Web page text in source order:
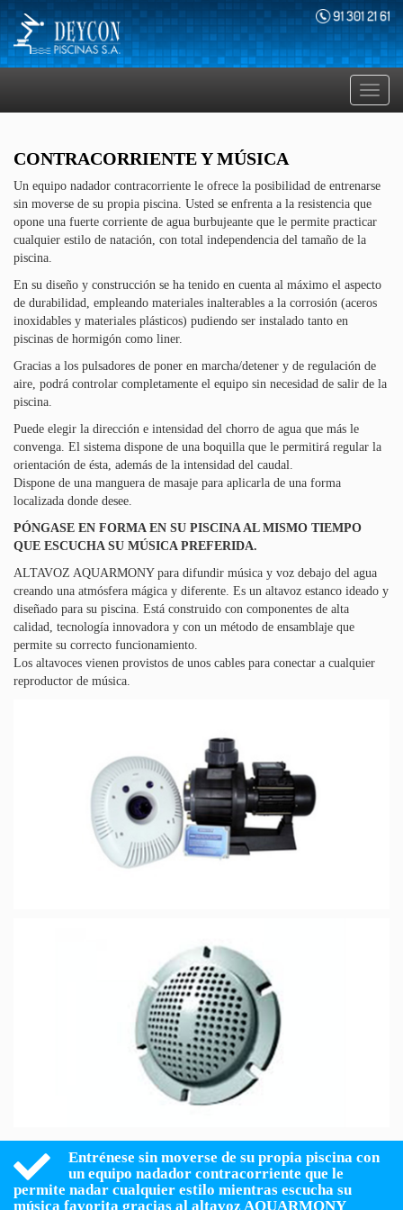
CONTRACORRIENTE Y MÚSICA
Un equipo nadador contracorriente le ofrece la posibilidad de entrenarse
sin moverse de su propia piscina. Usted se enfrenta a la resistencia que
opone una fuerte corriente de agua burbujeante que le permite practicar
cualquier estilo de natación, con total independencia del tamaño de la
piscina.
En su diseño y construcción se ha tenido en cuenta al máximo el aspecto
de durabilidad, empleando materiales inalterables a la corrosión (aceros
inoxidables y materiales plásticos) pudiendo ser instalado tanto en
piscinas de hormigón como liner.
Gracias a los pulsadores de poner en marcha/detener y de regulación de
aire, podrá controlar completamente el equipo sin necesidad de salir de la
piscina.
Puede elegir la dirección e intensidad del chorro de agua que más le
convenga. El sistema dispone de una boquilla que le permitirá regular la
orientación de ésta, además de la intensidad del caudal.
Dispone de una manguera de masaje para aplicarla de una forma
localizada donde desee.
PÓNGASE EN FORMA EN SU PISCINA AL MISMO TIEMPO
QUE ESCUCHA SU MÚSICA PREFERIDA.
ALTAVOZ AQUARMONY para difundir música y voz debajo del agua
creando una atmósfera mágica y diferente. Es un altavoz estanco ideado y
diseñado para su piscina. Está construido con componentes de alta
calidad, tecnología innovadora y con un método de ensamblaje que
permite su correcto funcionamiento.
Los altavoces vienen provistos de unos cables para conectar a cualquier
reproductor de música.
Entrénese sin moverse de su propia piscina con
un equipo nadador contracorriente que le
permite nadar cualquier estilo mientras escucha su
música favorita gracias al altavoz AQUARMONY